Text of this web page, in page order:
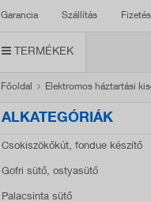
Garancia Szállítás
TERMÉKEK
Főoldal Elektromos háztartási
ALKATEGÓRIÁK
Csokiszökőkút, fondue készítő
Gofri sütő, ostyasütő
Palacsinta sütő